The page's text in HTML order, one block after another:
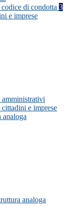
di condotta 3
e imprese
amministrativi
e imprese
analoga